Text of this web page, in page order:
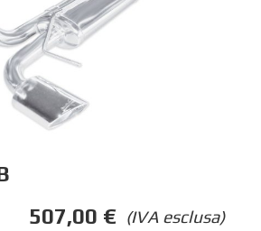
(IVA esclusa)
507,00 €